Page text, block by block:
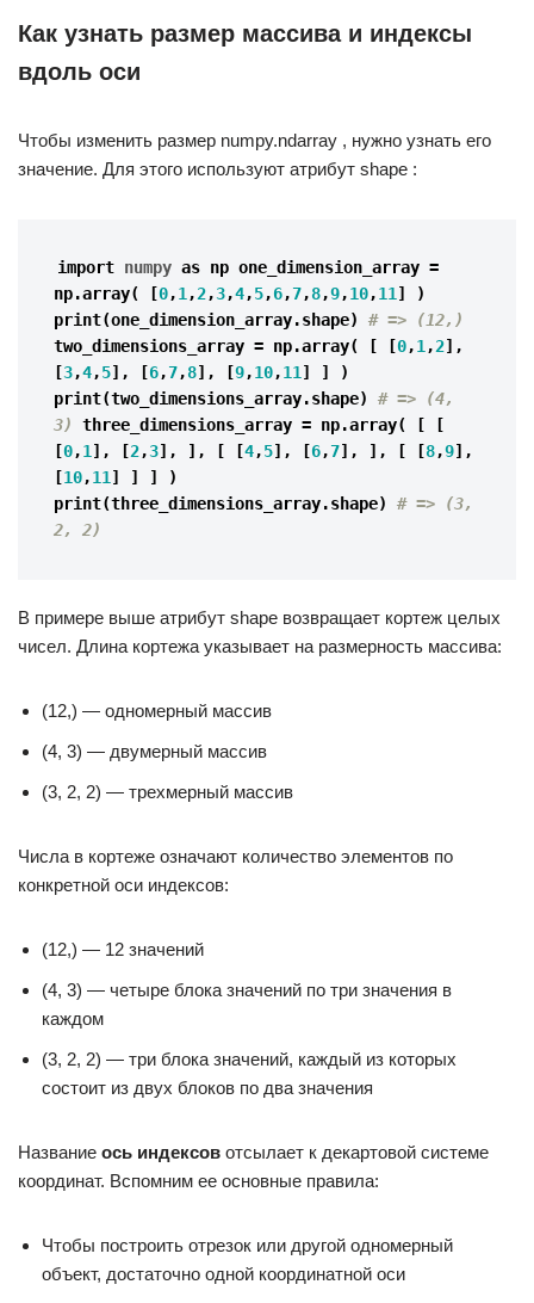
Как узнать размер массива и индексы
вдоль оси
Чтобы изменить размер numpy.ndarray , нужно узнать его
значение. Для этого используют атрибут shape :
import numpy as np one_dimension_array =
np.array( [0,1 ,2,3,4,5,6,7,8,9,10,11 ]
)
print(one_dimension_array.shape)
# => (12,)
two_dimensions_array = np.array( [ [0,1 ,2],
[3,4,5], [6,7,8], [9,10,11 ] ]
)
print(two_dimensions_array.shape)
# => (4,
3)
three_dimensions_array = np.array( [
[
[0,1 ], [2,3], ], [ [4,5], [6,7], ], [ [8,9],
[10,11 ] ] ]
)
print(three_dimensions_array.shape)
# => (3,
2, 2)
В примере выше атрибут shape возвращает кортеж целых
чисел. Длина кортежа указывает на размерность массива:
(12,) — одномерный массив
(4, 3) — двумерный массив
(3, 2, 2) — трехмерный массив
Числа в кортеже означают количество элементов по
конкретной оси индексов:
(12,) — 12 значений
(4, 3) — четыре блока значений по три значения в
каждом
(3, 2, 2) — три блока значений, каждый из которых
состоит из двух блоков по два значения
Название ось индексов отсылает к декартовой системе
координат. Вспомним ее основные правила:
Чтобы построить отрезок или другой одномерный
объект, достаточно одной координатной оси